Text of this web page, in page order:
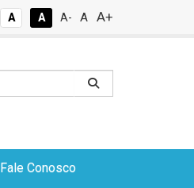
A A A- A A+
Fale Conosco